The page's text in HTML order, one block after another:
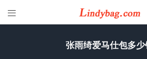

张雨绮爱马仕包多